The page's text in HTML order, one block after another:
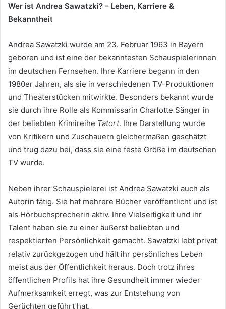
Wer ist Andrea Sawatzki? – Leben, Karriere &
Bekanntheit
Andrea Sawatzki wurde am 23. Februar 1963 in Bayern
geboren und ist eine der bekanntesten Schauspielerinnen
im deutschen Fernsehen. Ihre Karriere begann in den
1980er Jahren, als sie in verschiedenen TV-Produktionen
und Theaterstücken mitwirkte. Besonders bekannt wurde
sie durch ihre Rolle als Kommissarin Charlotte Sänger in
der beliebten Krimireihe Tatort. Ihre Darstellung wurde
von Kritikern und Zuschauern gleichermaßen geschätzt
und trug dazu bei, dass sie eine feste Größe im deutschen
TV wurde.
Neben ihrer Schauspielerei ist Andrea Sawatzki auch als
Autorin tätig. Sie hat mehrere Bücher veröffentlicht und ist
als Hörbuchsprecherin aktiv. Ihre Vielseitigkeit und ihr
Talent haben sie zu einer äußerst beliebten und
respektierten Persönlichkeit gemacht. Sawatzki lebt privat
relativ zurückgezogen und hält ihr persönliches Leben
meist aus der Öffentlichkeit heraus. Doch trotz ihres
öffentlichen Profils hat ihre Gesundheit immer wieder
Aufmerksamkeit erregt, was zur Entstehung von
Gerüchten geführt hat.